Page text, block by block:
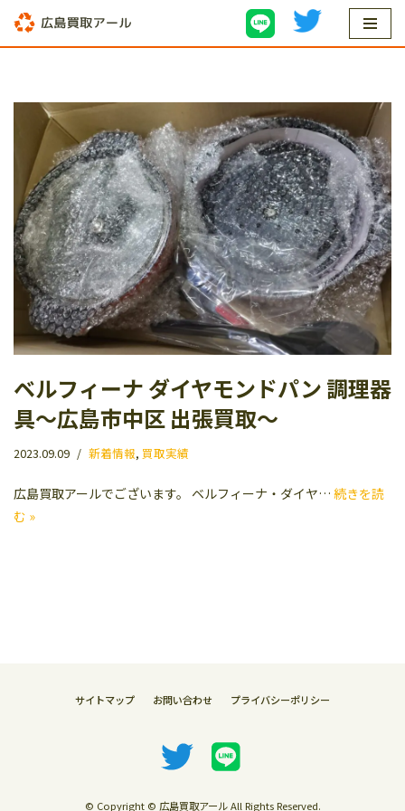
コ
キ
ッ
プ
ベルフィーナ ダイヤモンドパン 調理器
具〜広島市中区 出張買取〜
2023.09.09 新着情報, 買取実績
広島買取アールでございます。 ベルフィーナ・ダイヤ… 続きを読
む »
サイトマップ お問い合わせ プライバシーポリシー
© Copyright © 広島買取アール All Rights Reserved.